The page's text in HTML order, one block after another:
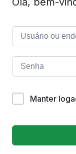
Manter